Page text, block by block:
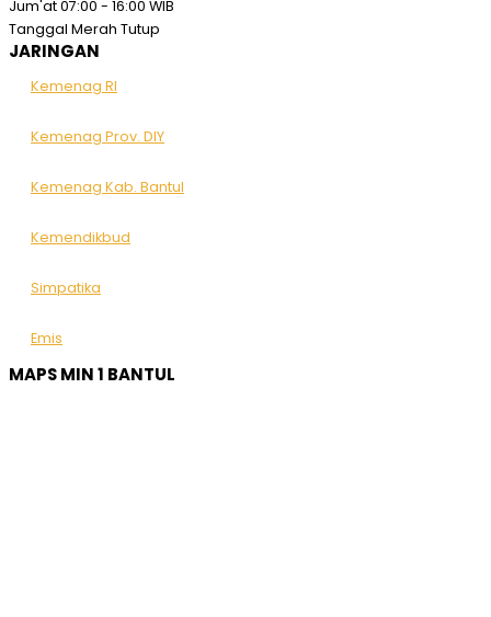
Jum'at07:00 - 16:00 WIB
Tanggal Merah Tutup
JARINGAN
Kemenag RI
Kemenag Prov. DIY
Kemenag Kab. Bantul
Kemendikbud
Simpatika
Emis
MAPS MIN 1 BANTUL